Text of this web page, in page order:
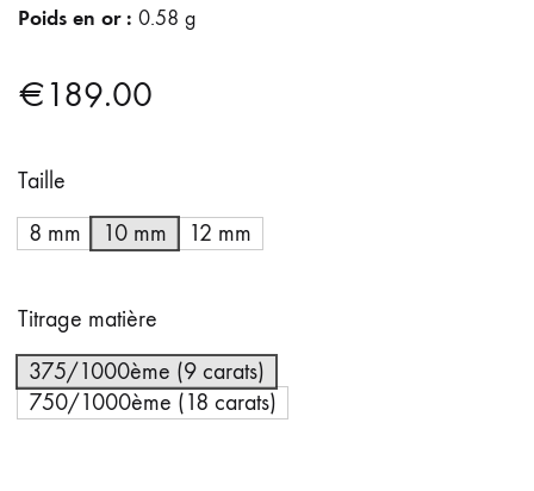
Poids en or : 0.58 g
€189.00
Taille
8 mm
10 mm 12 mm
Titrage matière
375/1000ème (9 carats)
750/1000ème (18 carats)